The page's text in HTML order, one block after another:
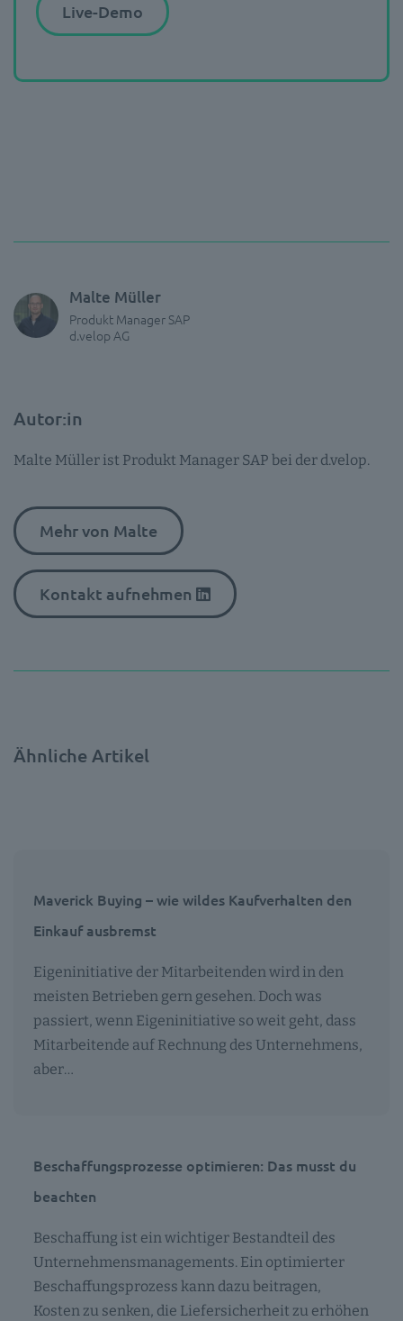
Live-Demo
Autor:in
Malte Müller ist Produkt Manager SAP bei der d.velop.
Mehr von Malte
Kontakt aufnehmen
Malte Müller
Produkt Manager SAP
d.velop AG
Ähnliche Artikel
Maverick Buying – wie wildes Kaufverhalten den
Einkauf ausbremst
Eigeninitiative der Mitarbeitenden wird in den
meisten Betrieben gern gesehen. Doch was
passiert, wenn Eigeninitiative so weit geht, dass
Mitarbeitende auf Rechnung des Unternehmens,
aber…
Beschaffungsprozesse optimieren: Das musst du
beachten
Beschaffung ist ein wichtiger Bestandteil des
Unternehmensmanagements. Ein optimierter
Beschaffungsprozess kann dazu beitragen,
Kosten zu senken, die Liefersicherheit zu erhöhen